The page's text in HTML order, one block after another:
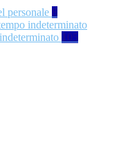
personale 8
indeterminato
105